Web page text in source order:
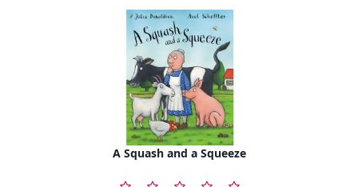
A Squash and a Squeeze